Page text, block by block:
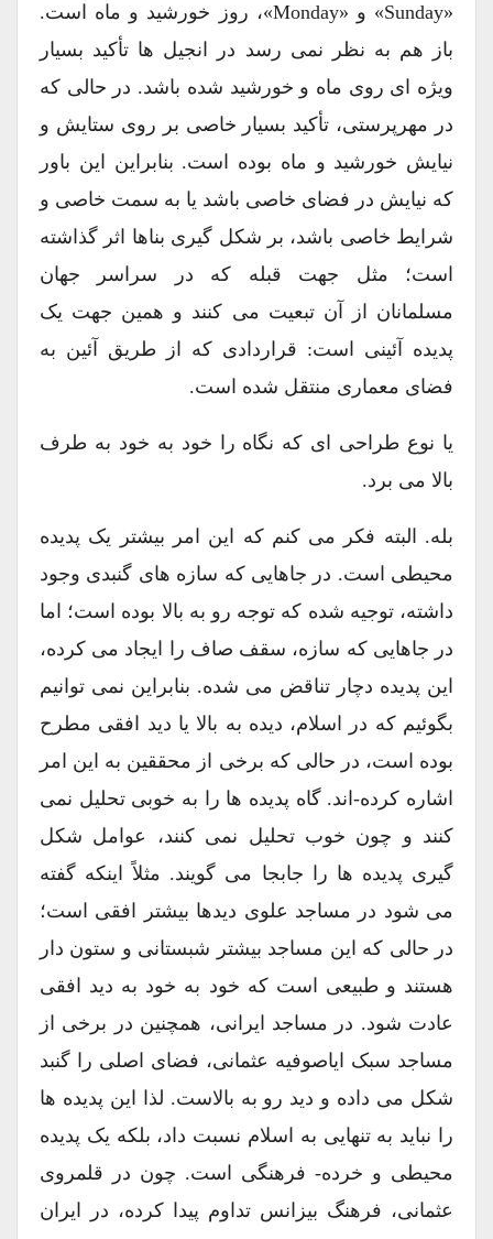
«Sunday» و «Monday»، روز خورشید و ماه است.
باز هم به نظر نمی رسد در انجیل ها تأکید بسیار
ویژه ای روی ماه و خورشید شده باشد. در حالی که
در مهرپرستی، تأکید بسیار خاصی بر روی ستایش و
نیایش خورشید و ماه بوده است. بنابراین این باور
که نیایش در فضای خاصی باشد یا به سمت خاصی و
شرایط خاصی باشد، بر شکل گیری بناها اثر گذاشته
است؛ مثل جهت قبله که در سراسر جهان
مسلمانان از آن تبعیت می کنند و همین جهت یک
پدیده آئینی است: قراردادی که از طریق آئین به
فضای معماری منتقل شده است.
یا نوع طراحی ای که نگاه را خود به خود به طرف
بالا می برد.
بله. البته فکر می کنم که این امر بیشتر یک پدیده
محیطی است. در جاهایی که سازه های گنبدی وجود
داشته، توجیه شده که توجه رو به بالا بوده است؛ اما
در جاهایی که سازه، سقف صاف را ایجاد می کرده،
این پدیده دچار تناقض می شده. بنابراین نمی توانیم
بگوئیم که در اسلام، دیده به بالا یا دید افقی مطرح
بوده است، در حالی که برخی از محققین به این امر
اشاره کرده-اند. گاه پدیده ها را به خوبی تحلیل نمی
کنند و چون خوب تحلیل نمی کنند، عوامل شکل
گیری پدیده ها را جابجا می گویند. مثلاً اینکه گفته
می شود در مساجد علوی دیدها بیشتر افقی است؛
در حالی که این مساجد بیشتر شبستانی و ستون دار
هستند و طبیعی است که خود به خود به دید افقی
عادت شود. در مساجد ایرانی، همچنین در برخی از
مساجد سبک ایاصوفیه عثمانی، فضای اصلی را گنبد
شکل می داده و دید رو به بالاست. لذا این پدیده ها
را نباید به تنهایی به اسلام نسبت داد، بلکه یک پدیده
محیطی و خرده- فرهنگی است. چون در قلمروی
عثمانی، فرهنگ بیزانس تداوم پیدا کرده، در ایران